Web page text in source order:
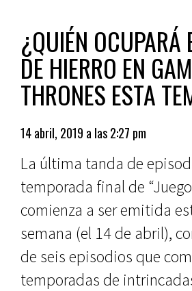
¿QUIÉN OCUPARÁ
DE HIERRO EN
THRONES ESTA
14 abril, 2019 a las 2:27 pm
La última tanda de
temporada final de
comienza a ser emitida
semana (el 14 de abril),
de seis episodios que
temporadas de